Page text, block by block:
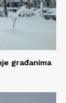
građanima